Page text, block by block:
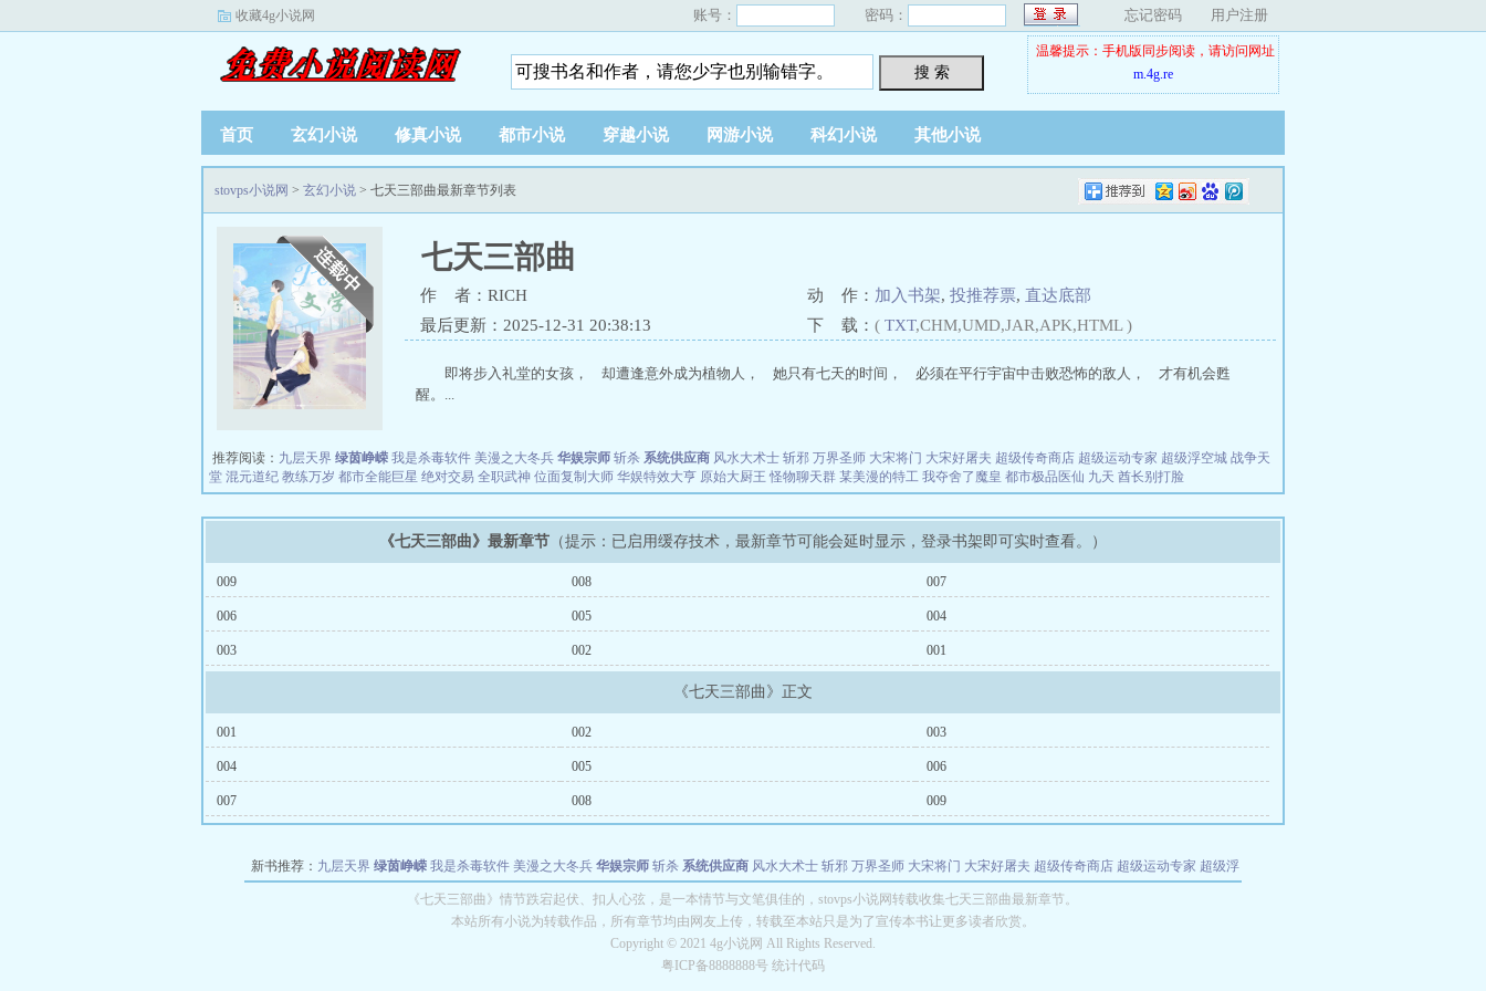
收藏4g小说网 账号： 密码： 忘记密码 用户注册
搜 索
温馨提示：手机版同步阅读，请访问网址
m.4g.re
首页 玄幻小说 修真小说 都市小说 穿越小说 网游小说 科幻小说 其他小说
stovps小说网 > 玄幻小说 > 七天三部曲最新章节列表
七天三部曲
作 者：RICH 动 作： 加入书架, 投推荐票, 直达底部
最后更新：2025-12-31 20:38:13
下 载： ( TXT,CHM,UMD,JAR,APK,HTML )
即将步入礼堂的女孩， 却遭逢意外成为植物人， 她只有七天的时间， 必须在平行宇宙中击败恐怖的敌人， 才有机会甦
醒。...
推荐阅读： 九层天界 绿茵峥嵘 我是杀毒软件 美漫之大冬兵 华娱宗师 斩杀 系统供应商 风水大术士 斩邪 万界圣师 大宋将门 大宋好屠夫 超级传奇商店 超级运动专家 超级浮空城 战争天
堂 混元道纪 教练万岁 都市全能巨星 绝对交易 全职武神 位面复制大师 华娱特效大亨 原始大厨王 怪物聊天群 某美漫的特工 我夺舍了魔皇 都市极品医仙 九天 酋长别打脸
《七天三部曲》最新章节 （提示：已启用缓存技术，最新章节可能会延时显示，登录书架即可实时查看。）
009 008 007
006 005 004
003 002 001
《七天三部曲》正文
001 002 003
004 005 006
007 008 009
新书推荐： 九层天界 绿茵峥嵘 我是杀毒软件 美漫之大冬兵 华娱宗师 斩杀 系统供应商 风水大术士 斩邪 万界圣师 大宋将门 大宋好屠夫 超级传奇商店 超级运动专家 超级浮
教练万岁 都市全能巨星 绝对交易 全职武神 位面复制大师 华娱特效大亨 原始大厨王 怪物聊天群 某美漫的特工 我夺舍了魔皇
长别打脸
《七天三部曲》情节跌宕起伏、扣人心弦，是一本情节与文笔俱佳的，stovps小说网转载收集七天三部曲最新章节。
本站所有小说为转载作品，所有章节均由网友上传，转载至本站只是为了宣传本书让更多读者欣赏。
Copyright © 2021 4g小说网 All Rights Reserved.
粤ICP备8888888号 统计代码